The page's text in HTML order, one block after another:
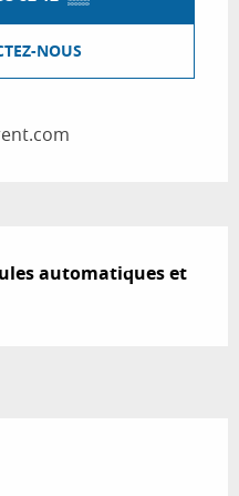
NOUS
automatiques et